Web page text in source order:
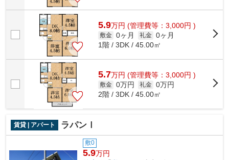
5.9万円 (管理費等：3,000円 )
敷金 0ヶ月 礼金 0ヶ月
1階 / 3DK / 45.00㎡
5.7万円 (管理費等：3,000円 )
敷金 0万円 礼金 0万円
2階 / 3DK / 45.00㎡
賃貸 | アパート ラパンⅠ
敷0
5.9万円